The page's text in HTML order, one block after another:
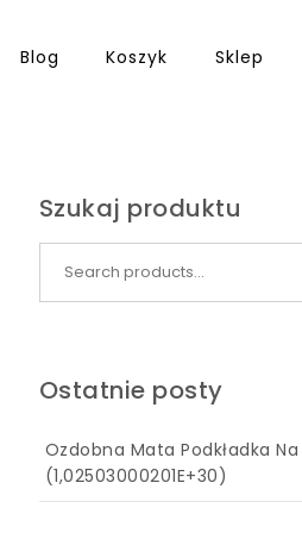
Blog Koszyk Sklep
Szukaj produktu
Ostatnie posty
Ozdobna Mata Podkładka
(1,02503000201E+30)